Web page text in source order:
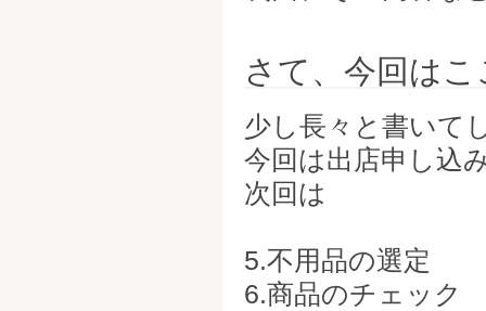
さて、今回は
少し長々と書いて
今回は出店申し込
次回は
5.不用品の選定
6.商品のチェック